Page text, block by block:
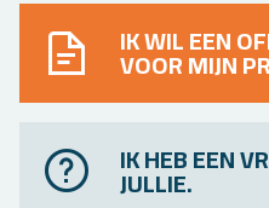
IK WIL EEN
VOOR MIJN
IK HEB EEN
JULLIE.